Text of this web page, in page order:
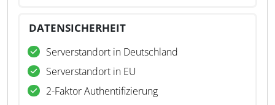
DATENSICHERHEIT
Serverstandort in Deutschland
Serverstandort in EU
2-Faktor Authentifizierung